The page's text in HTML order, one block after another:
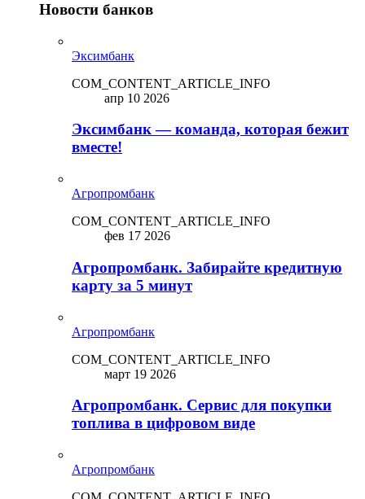
Новости банков
Эксимбанк
COM_CONTENT_ARTICLE_INFO
апр 10 2026
Эксимбанк — команда, которая бежит
вместе!
Агропромбанк
COM_CONTENT_ARTICLE_INFO
фев 17 2026
Агропромбанк. Забирайте кредитную
карту за 5 минут
Агропромбанк
COM_CONTENT_ARTICLE_INFO
март 19 2026
Агропромбанк. Сервис для покупки
топлива в цифровом виде
Агропромбанк